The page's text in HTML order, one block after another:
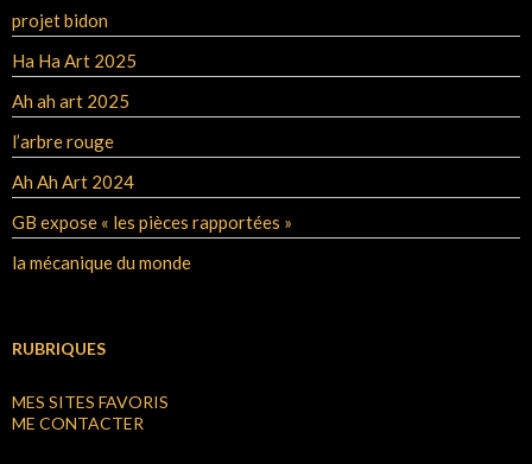
projet bidon
Ha Ha Art 2025
Ah ah art 2025
l’arbre rouge
Ah Ah Art 2024
GB expose « les pièces rapportées »
la mécanique du monde
RUBRIQUES
MES SITES FAVORIS
ME CONTACTER